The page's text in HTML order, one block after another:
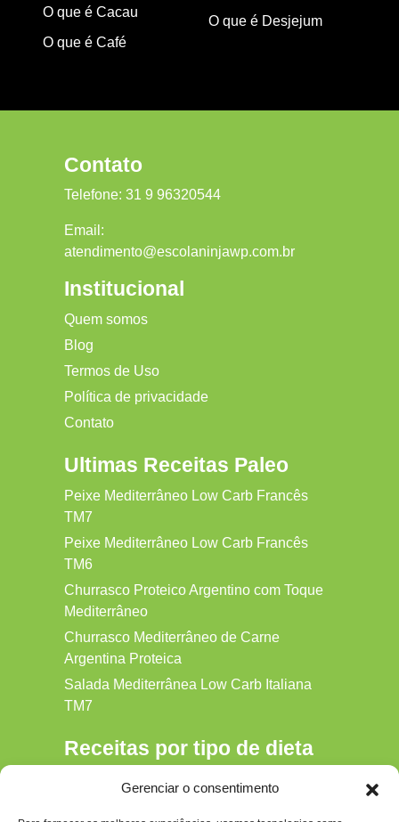
Gerenciar o consentimento
O que é Cacau
O que é Café
O que é Desjejum
Contato
Telefone: 31 9 96320544
Email:
atendimento@escolaninjawp.com.br
Institucional
Quem somos
Blog
Termos de Uso
Política de privacidade
Contato
Ultimas Receitas Paleo
Peixe Mediterrâneo Low Carb Francês
TM7
Peixe Mediterrâneo Low Carb Francês
TM6
Churrasco Proteico Argentino com Toque
Mediterrâneo
Churrasco Mediterrâneo de Carne
Argentina Proteica
Salada Mediterrânea Low Carb Italiana
TM7
Receitas por tipo de dieta